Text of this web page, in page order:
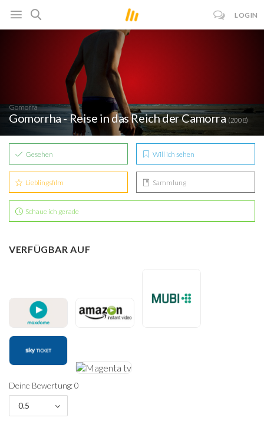
LOGIN
Gomorra
Gomorrha - Reise in das Reich der Camorra(2008)
Gesehen Will ich sehen
Lieblingsfilm Sammlung
Schaue ich gerade
VERFÜGBAR AUF
Deine Bewertung: 0
0.5